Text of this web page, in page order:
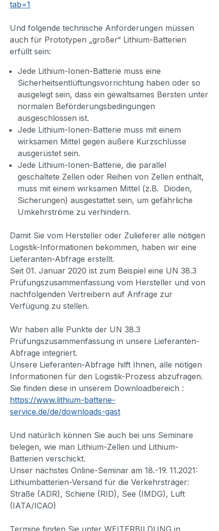
tab=1
Und folgende technische Anforderungen müssen
auch für Prototypen „großer“ Lithium-Batterien
erfüllt sein:
Jede Lithium-Ionen-Batterie muss eine
Sicherheitsentlüftungsvorrichtung haben oder so
ausgelegt sein, dass ein gewaltsames Bersten unter
normalen Beförderungsbedingungen
ausgeschlossen ist.
Jede Lithium-Ionen-Batterie muss mit einem
wirksamen Mittel gegen äußere Kurzschlüsse
ausgerüstet sein.
Jede Lithium-Ionen-Batterie, die parallel
geschaltete Zellen oder Reihen von Zellen enthält,
muss mit einem wirksamen Mittel (z.B. Dioden,
Sicherungen) ausgestattet sein, um gefährliche
Umkehrströme zu verhindern.
Damit Sie vom Hersteller oder Zulieferer alle nötigen
Logistik-Informationen bekommen, haben wir eine
Lieferanten-Abfrage erstellt.
Seit 01. Januar 2020 ist zum Beispiel eine UN 38.3
Prüfungszusammenfassung vom Hersteller und von
nachfolgenden Vertreibern auf Anfrage zur
Verfügung zu stellen.
Wir haben alle Punkte der UN 38.3
Prüfungszusammenfassung in unsere Lieferanten-
Abfrage integriert.
Unsere Lieferanten-Abfrage hilft Ihnen, alle nötigen
Informationen für den Logistik-Prozess abzufragen.
Sie finden diese in unserem Downloadbereich :
https://www.lithium-batterie-
service.de/de/downloads-gast
Und natürlich können Sie auch bei uns Seminare
belegen, wie man Lithium-Zellen und Lithium-
Batterien verschickt.
Unser nächstes Online-Seminar am 18.-19. 11.2021:
Lithiumbatterien-Versand für die Verkehrsträger:
Straße (ADR), Schiene (RID), See (IMDG), Luft
(IATA/ICAO)
Termine finden Sie unter WEITERBILDUNG in